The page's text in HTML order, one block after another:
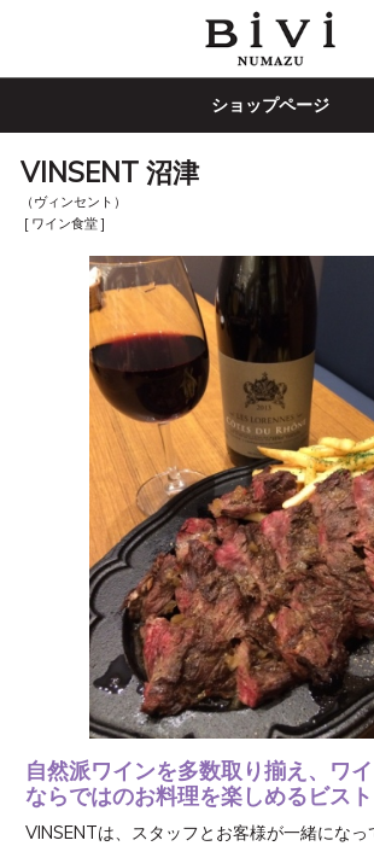
ショップページ
VINSENT 沼津
（ヴィンセント）
[ ワイン食堂 ]
自然派ワインを多数取り揃え、ワ
ならではのお料理を楽しめるビスト
VINSENTは、スタッフとお客様が一緒になっ